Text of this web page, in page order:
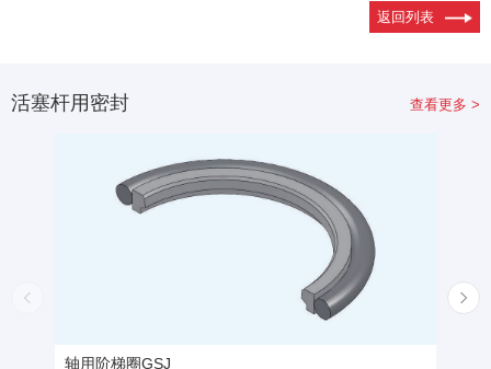
返回列表
活塞杆用密封 查看更多 >
轴用阶梯圈GSJ